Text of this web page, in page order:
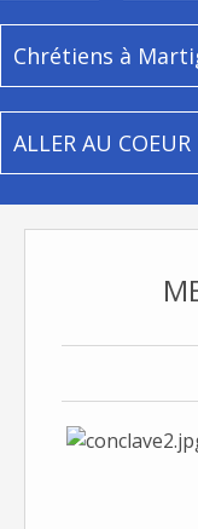
Chrétiens à
ALLER AU